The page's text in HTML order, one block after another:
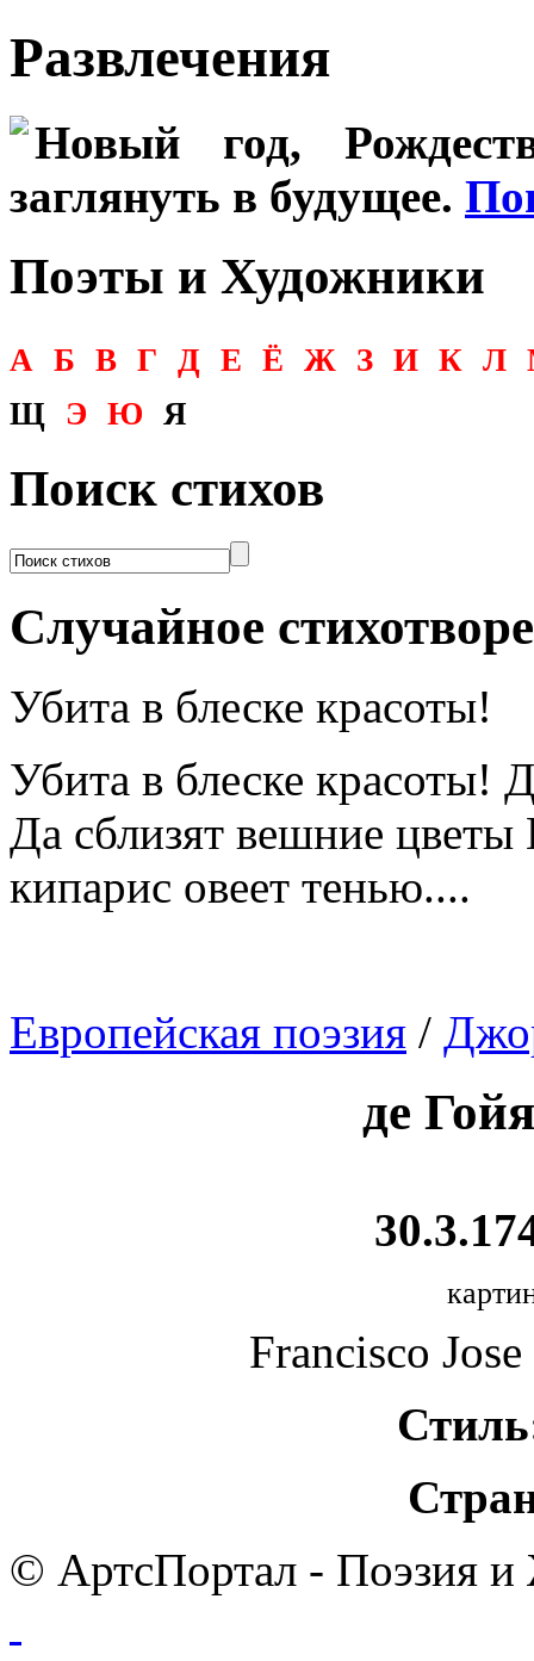
Развлечения
Новый год,
заглянуть в будущее.
Поэты и Художники
А Б В Г Д Е Ё Ж З И К Л
Щ Э Ю Я
Поиск стихов
Случайное
Убита в блеске красоты!
Убита в блеске красоты!
Да сблизят вешние
кипарис овеет тенью....
Европейская поэзия /
де
Francisco
© АртсПортал - Поэзия